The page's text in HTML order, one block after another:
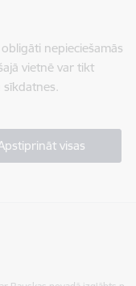
nepieciešamās
vietnē var tikt
visas